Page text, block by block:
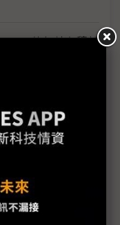
傳急敲台積新
燒 美國商會提起
剖析1.8萬條法規